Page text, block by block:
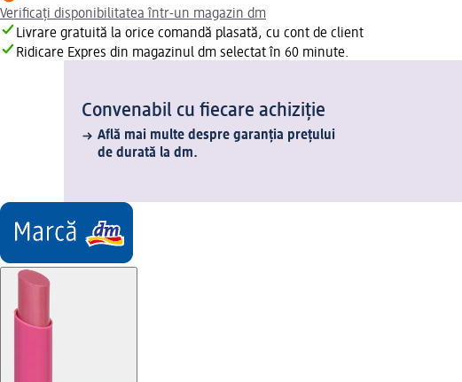
Verificați disponibilitatea într-un magazin dm
Livrare gratuită la orice comandă plasată, cu cont de client
Ridicare Expres din magazinul dm selectat în 60 minute.
Convenabil cu fiecare achiziție
Află mai multe despre garanția prețului
de durată la dm.